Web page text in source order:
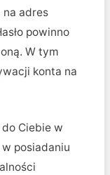
na adres
powinno
W tym
konta na
do Ciebie w
posiadaniu